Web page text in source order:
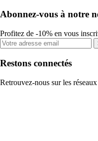
Abonnez-vous à notre
Profitez de -10% en vous
Restons connectés
Retrouvez-nous sur les